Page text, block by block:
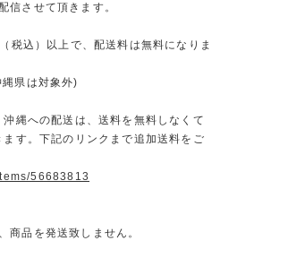
信させて頂きます。
税込）以上で、配送料は無料になりま
県は対象外)
縄への配送は、送料を無料しなくて
す。下記のリンクまで追加送料をご
56683813
商品を発送致しません。